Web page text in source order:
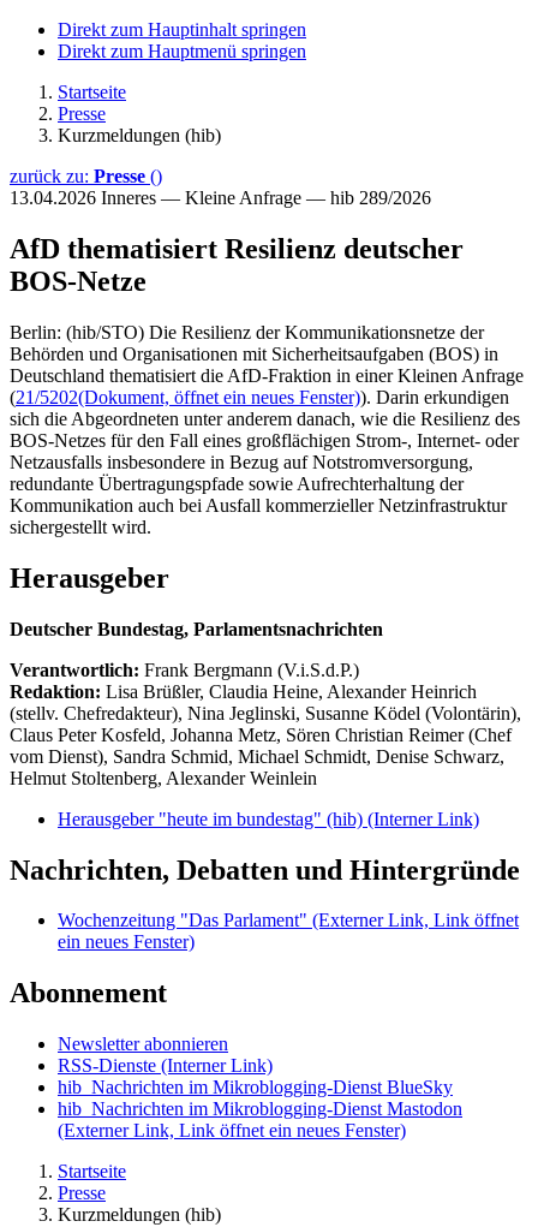
Direkt zum Hauptinhalt springen
Direkt zum Hauptmenü springen
Startseite
Presse
Kurzmeldungen (hib)
zurück zu: Presse ()
13.04.2026 Inneres — Kleine Anfrage — hib 289/2026
AfD thematisiert Resilienz deutscher
BOS-Netze
Berlin: (hib/STO) Die Resilienz der Kommunikationsnetze der
Behörden und Organisationen mit Sicherheitsaufgaben (BOS) in
Deutschland thematisiert die AfD-Fraktion in einer Kleinen Anfrage
(21/5202(Dokument, öffnet ein neues Fenster)). Darin erkundigen
sich die Abgeordneten unter anderem danach, wie die Resilienz des
BOS-Netzes für den Fall eines großflächigen Strom-, Internet- oder
Netzausfalls insbesondere in Bezug auf Notstromversorgung,
redundante Übertragungspfade sowie Aufrechterhaltung der
Kommunikation auch bei Ausfall kommerzieller Netzinfrastruktur
sichergestellt wird.
Herausgeber
Deutscher Bundestag, Parlamentsnachrichten
Verantwortlich: Frank Bergmann (V.i.S.d.P.)
Redaktion: Lisa Brüßler, Claudia Heine, Alexander Heinrich
(stellv. Chefredakteur), Nina Jeglinski, Susanne Ködel (Volontärin),
Claus Peter Kosfeld, Johanna Metz, Sören Christian Reimer (Chef
vom Dienst), Sandra Schmid, Michael Schmidt, Denise Schwarz,
Helmut Stoltenberg, Alexander Weinlein
Herausgeber "heute im bundestag" (hib) (Interner Link)
Nachrichten, Debatten und Hintergründe
Wochenzeitung "Das Parlament" (Externer Link, Link öffnet
ein neues Fenster)
Abonnement
Newsletter abonnieren
RSS-Dienste (Interner Link)
hib_Nachrichten im Mikroblogging-Dienst BlueSky
hib_Nachrichten im Mikroblogging-Dienst Mastodon
(Externer Link, Link öffnet ein neues Fenster)
Startseite
Presse
Kurzmeldungen (hib)